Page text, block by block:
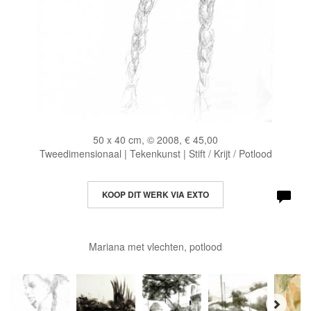
50 x 40 cm, © 2008, € 45,00
Tweedimensionaal | Tekenkunst | Stift / Krijt / Potlood
KOOP DIT WERK VIA EXTO
Mariana met vlechten, potlood